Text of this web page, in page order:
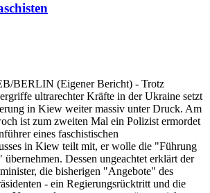
BERLIN (Eigener Bericht) - Trotz
ultrarechter Kräfte in der Ukraine setzt
in Kiew weiter massiv unter Druck. Am
ist zum zweiten Mal ein Polizist ermordet
eines faschistischen
in Kiew teilt mit, er wolle die "Führung
Dessen ungeachtet erklärt der
die bisherigen "Angebote" des
- ein Regierungsrücktritt und die